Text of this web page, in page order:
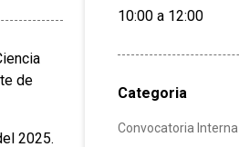
de
2025.
10:00 a 12:00
Categoria
Convocatoria Interna